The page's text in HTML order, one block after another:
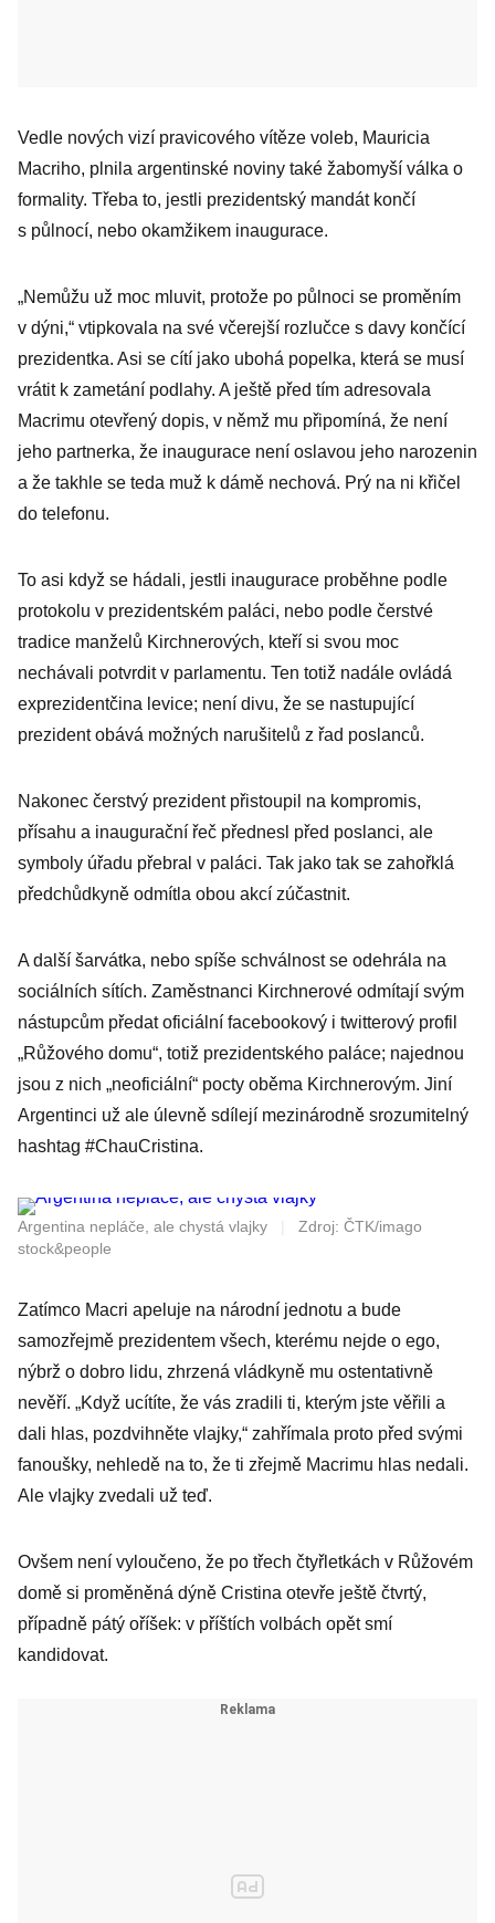
Vedle nových vizí pravicového vítěze voleb, Mauricia
Macriho, plnila argentinské noviny také žabomyší válka o
formality. Třeba to, jestli prezidentský mandát končí
s půlnocí, nebo okamžikem inaugurace.
„Nemůžu už moc mluvit, protože po půlnoci se proměním
v dýni,“ vtipkovala na své včerejší rozlučce s davy končící
prezidentka. Asi se cítí jako ubohá popelka, která se musí
vrátit k zametání podlahy. A ještě před tím adresovala
Macrimu otevřený dopis, v němž mu připomíná, že není
jeho partnerka, že inaugurace není oslavou jeho narozenin
a že takhle se teda muž k dámě nechová. Prý na ni křičel
do telefonu.
To asi když se hádali, jestli inaugurace proběhne podle
protokolu v prezidentském paláci, nebo podle čerstvé
tradice manželů Kirchnerových, kteří si svou moc
nechávali potvrdit v parlamentu. Ten totiž nadále ovládá
exprezidentčina levice; není divu, že se nastupující
prezident obává možných narušitelů z řad poslanců.
Nakonec čerstvý prezident přistoupil na kompromis,
přísahu a inaugurační řeč přednesl před poslanci, ale
symboly úřadu přebral v paláci. Tak jako tak se zahořklá
předchůdkyně odmítla obou akcí zúčastnit.
A další šarvátka, nebo spíše schválnost se odehrála na
sociálních sítích. Zaměstnanci Kirchnerové odmítají svým
nástupcům předat oficiální facebookový i twitterový profil
„Růžového domu“, totiž prezidentského paláce; najednou
jsou z nich „neoficiální“ pocty oběma Kirchnerovým. Jiní
Argentinci už ale úlevně sdílejí mezinárodně srozumitelný
hashtag #ChauCristina.
Argentina nepláče, ale chystá vlajky
Zdroj: ČTK/imago
stock&people
Zatímco Macri apeluje na národní jednotu a bude
samozřejmě prezidentem všech, kterému nejde o ego,
nýbrž o dobro lidu, zhrzená vládkyně mu ostentativně
nevěří. „Když ucítíte, že vás zradili ti, kterým jste věřili a
dali hlas, pozdvihněte vlajky,“ zahřímala proto před svými
fanoušky, nehledě na to, že ti zřejmě Macrimu hlas nedali.
Ale vlajky zvedali už teď.
Ovšem není vyloučeno, že po třech čtyřletkách v Růžovém
domě si proměněná dýně Cristina otevře ještě čtvrtý,
případně pátý oříšek: v příštích volbách opět smí
kandidovat.